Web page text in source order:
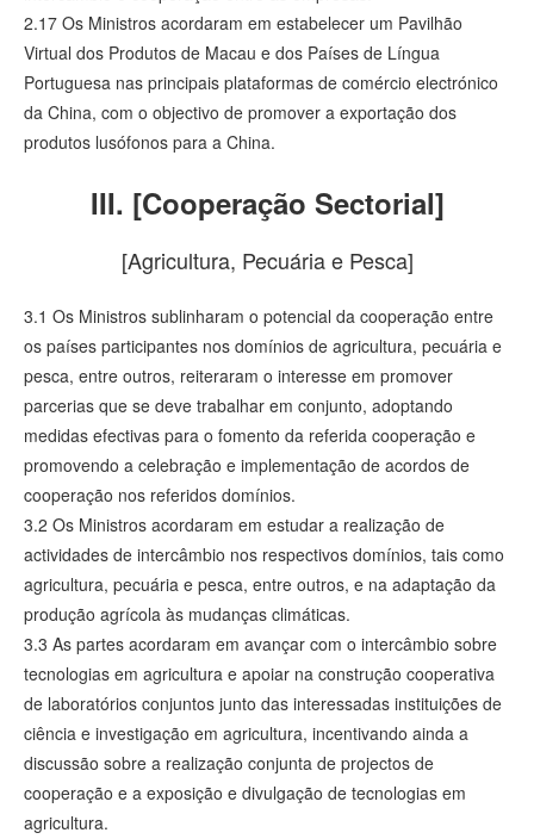
2.17 Os Ministros acordaram em estabelecer um Pavilhão
Virtual dos Produtos de Macau e dos Países de Língua
Portuguesa nas principais plataformas de comércio electrónico
da China, com o objectivo de promover a exportação dos
produtos lusófonos para a China.
III. [Cooperação Sectorial]
[Agricultura, Pecuária e Pesca]
3.1 Os Ministros sublinharam o potencial da cooperação entre
os países participantes nos domínios de agricultura, pecuária e
pesca, entre outros, reiteraram o interesse em promover
parcerias que se deve trabalhar em conjunto, adoptando
medidas efectivas para o fomento da referida cooperação e
promovendo a celebração e implementação de acordos de
cooperação nos referidos domínios.
3.2 Os Ministros acordaram em estudar a realização de
actividades de intercâmbio nos respectivos domínios, tais como
agricultura, pecuária e pesca, entre outros, e na adaptação da
produção agrícola às mudanças climáticas.
3.3 As partes acordaram em avançar com o intercâmbio sobre
tecnologias em agricultura e apoiar na construção cooperativa
de laboratórios conjuntos junto das interessadas instituições de
ciência e investigação em agricultura, incentivando ainda a
discussão sobre a realização conjunta de projectos de
cooperação e a exposição e divulgação de tecnologias em
agricultura.